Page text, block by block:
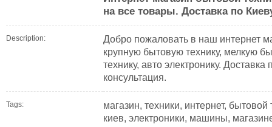
на все товары. Доставка по
Description:
Добро пожаловать в наш интернет
крупную бытовую технику, мелкую
технику, авто электронику.
консультация.
Tags:
магазин, техники, интернет,
киев, электроники, машины,